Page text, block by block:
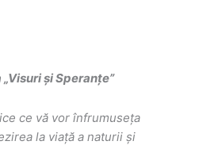
și Speranțe”
ce vă vor înfrumuseța
la viață a naturii și